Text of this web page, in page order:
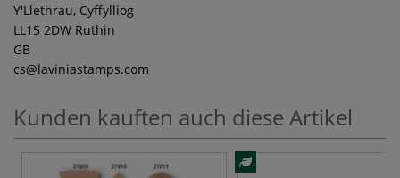
Y'Llethrau, Cyffylliog
LL15 2DW Ruthin
GB
cs@laviniastamps.com
Kunden kauften auch diese Artikel